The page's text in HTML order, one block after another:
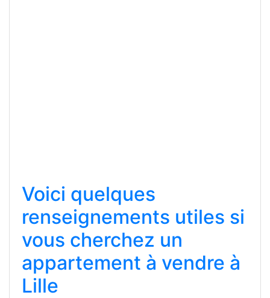
Voici quelques
renseignements utiles si
vous cherchez un
appartement à vendre à
Lille